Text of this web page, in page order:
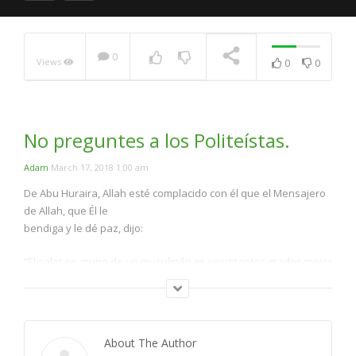
El miedo de Aceptar el
Views 0 0 0
No preguntes a los Politeístas.
Adam March 17, 2018 1:00 am
De Abu Huraira, Allah esté complacido con él que el Mensajero
de Allah, que Él le
bendiga y le dé paz, dijo:
“El salat en grupo de un musulmán es veintitantos grados mejor
su trabajo o en su casa. Y eso es porque si uno de vosotros
sin otro motivo que leAbout The Author